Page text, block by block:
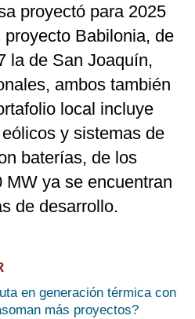
proyectó para 2025
Babilonia, de
la de San Joaquín,
ambos también
local incluye
y sistemas de
baterías, de los
MW ya se encuentran
de desarrollo.
en generación térmica con
más proyectos?